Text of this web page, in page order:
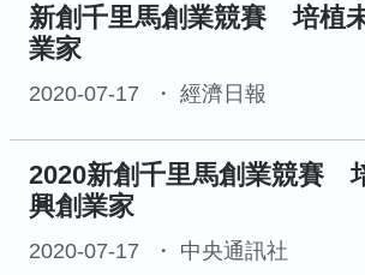
新創千里馬創業競賽 培植
業家
2020-07-17 經濟日報
2020新創千里馬創業競賽
興創業家
2020-07-17 中央通訊社